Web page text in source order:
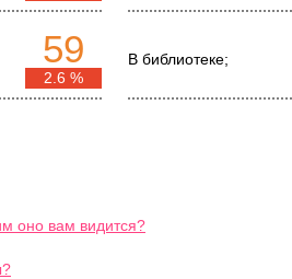
59
2.6 %
В библиотеке;
оно вам видится?